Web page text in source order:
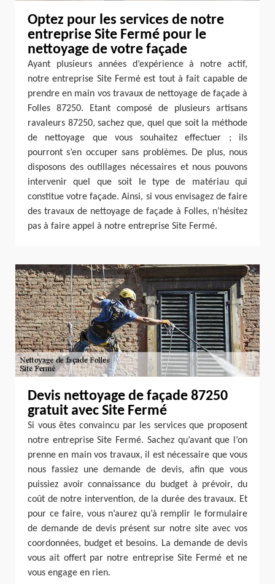
Optez pour les services de notre
entreprise Site Fermé pour le
nettoyage de votre façade
Ayant plusieurs années d’expérience à notre actif,
notre entreprise Site Fermé est tout à fait capable de
prendre en main vos travaux de nettoyage de façade à
Folles 87250. Etant composé de plusieurs artisans
ravaleurs 87250, sachez que, quel que soit la méthode
de nettoyage que vous souhaitez effectuer ; ils
pourront s’en occuper sans problèmes. De plus, nous
disposons des outillages nécessaires et nous pouvons
intervenir quel que soit le type de matériau qui
constitue votre façade. Ainsi, si vous envisagez de faire
des travaux de nettoyage de façade à Folles, n’hésitez
pas à faire appel à notre entreprise Site Fermé.
Devis nettoyage de façade 87250
gratuit avec Site Fermé
Si vous êtes convaincu par les services que proposent
notre entreprise Site Fermé. Sachez qu’avant que l’on
prenne en main vos travaux, il est nécessaire que vous
nous fassiez une demande de devis, afin que vous
puissiez avoir connaissance du budget à prévoir, du
coût de notre intervention, de la durée des travaux. Et
pour ce faire, vous n’aurez qu’à remplir le formulaire
de demande de devis présent sur notre site avec vos
coordonnées, budget et besoins. La demande de devis
vous ait offert par notre entreprise Site Fermé et ne
vous engage en rien.